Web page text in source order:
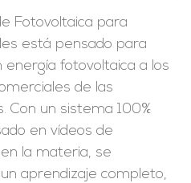
Fotovoltaica para
está pensado para
fotovoltaica a los
de las
Con un sistema 100%
en vídeos de
la materia, se
aprendizaje completo,